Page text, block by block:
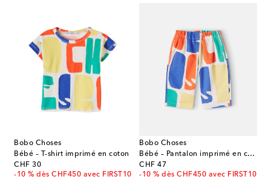
Bobo Choses
Bébé – T-shirt imprimé en coton
CHF 30
original price
-10 % dès CHF450 avec FIRST10
Bobo Choses
Bébé – Pantalon imprimé en coton à logo
CHF 47
original price
-10 % dès CHF450 avec FIRST10